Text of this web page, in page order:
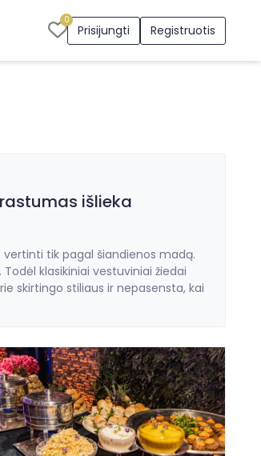
0
Prisijungti Registruotis
išlieka
vertinti tik pagal šiandienos madą.
klasikiniai vestuviniai žiedai
skirtingo stiliaus ir nepasensta, kai